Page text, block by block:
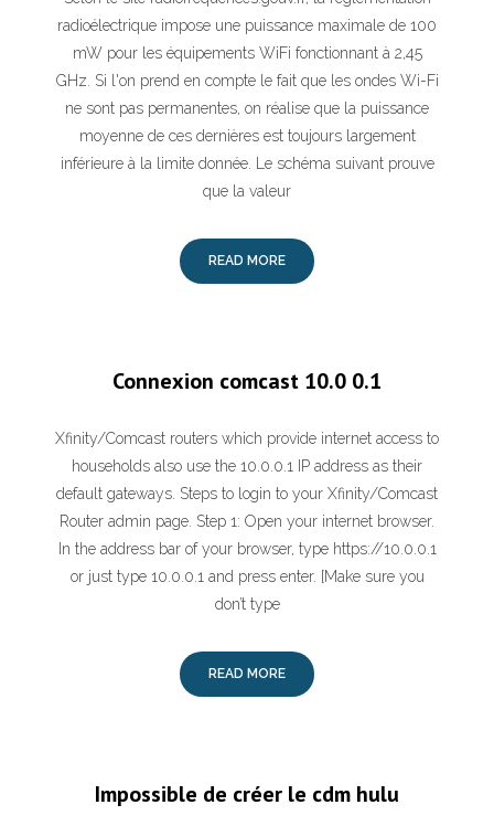
radioélectrique impose une puissance maximale de 100
mW pour les équipements WiFi fonctionnant à 2,45
GHz. Si l'on prend en compte le fait que les ondes Wi-Fi
ne sont pas permanentes, on réalise que la puissance
moyenne de ces dernières est toujours largement
inférieure à la limite donnée. Le schéma suivant prouve
que la valeur
READ MORE
Connexion comcast 10.0 0.1
Xfinity/Comcast routers which provide internet access to
households also use the 10.0.0.1 IP address as their
default gateways. Steps to login to your Xfinity/Comcast
Router admin page. Step 1: Open your internet browser.
In the address bar of your browser, type https://10.0.0.1
or just type 10.0.0.1 and press enter. [Make sure you
don’t type
READ MORE
Impossible de créer le cdm hulu